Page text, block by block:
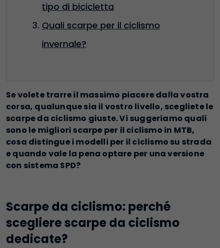
tipo di bicicletta
Quali scarpe per il ciclismo
invernale?
Se volete trarre il massimo piacere dalla vostra
corsa, qualunque sia il vostro livello, scegliete le
scarpe da ciclismo giuste. Vi suggeriamo quali
sono le migliori scarpe per il ciclismo in MTB,
cosa distingue i modelli per il ciclismo su strada
e quando vale la pena optare per una versione
con sistema SPD?
Scarpe da ciclismo: perché
scegliere scarpe da ciclismo
dedicate?